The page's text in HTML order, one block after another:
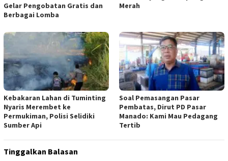
Gelar Pengobatan Gratis dan
Berbagai Lomba
Merah
Kebakaran Lahan di Tuminting
Nyaris Merembet ke
Permukiman, Polisi Selidiki
Sumber Api
Soal Pemasangan Pasar
Pembatas, Dirut PD Pasar
Manado: Kami Mau Pedagang
Tertib
Tinggalkan Balasan